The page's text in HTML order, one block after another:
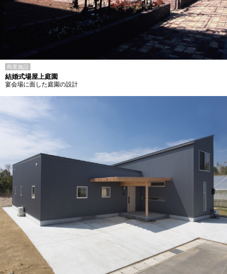
商業施設
結婚式場屋上庭園
宴会場に面した庭園の設計